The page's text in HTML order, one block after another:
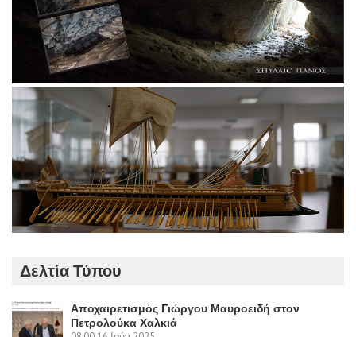
Δελτία Τύπου
Αποχαιρετισμός Γιώργου Μαυροειδή στον
Πετρολούκα Χαλκιά